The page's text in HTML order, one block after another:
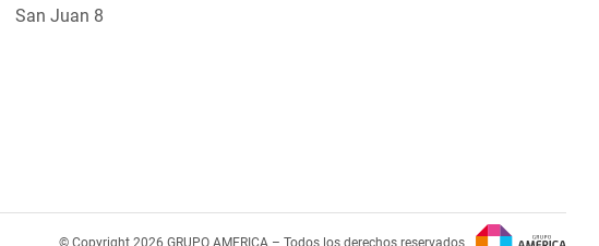
San Juan 8
© Copyright 2026 GRUPO AMERICA – Todos los derechos reservados